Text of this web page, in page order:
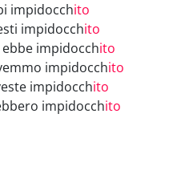
impidocchito
impidocchito
impidocchito
impidocchito
impidocchito
impidocchito